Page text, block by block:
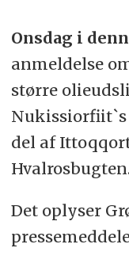
Onsdag i
anmeldelse
større
del af
Det oplyser